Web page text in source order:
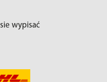
wypisać